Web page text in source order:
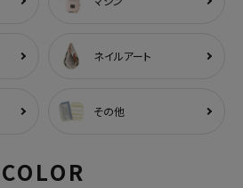
ネイルアート
その他
COLOR